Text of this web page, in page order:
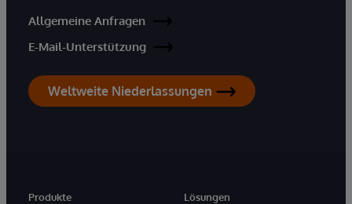
Allgemeine Anfragen
E-Mail-Unterstützung
Weltweite Niederlassungen
Produkte
Lösungen